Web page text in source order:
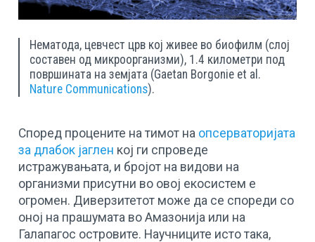
Нематода, цевчест црв кој живее во биофилм (слој
составен од микроорганизми), 1.4 километри под
површината на земјата (Gaetan Borgonie et al.
Nature Communications).
Според процените на тимот на опсерваторијата
за длабок јаглен кој ги спроведе
истражувањата, и бројот на видови на
организми присутни во овој екосистем е
огромен. Диверзитетот може да се спореди со
оној на прашумата во Амазонија или на
Галапагос островите. Научниците исто така,